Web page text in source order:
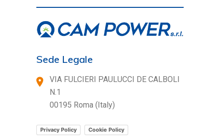
Sede Legale
VIA FULCIERI PAULUCCI DE CALBOLI
N.1
00195 Roma (Italy)
Privacy Policy Cookie Policy